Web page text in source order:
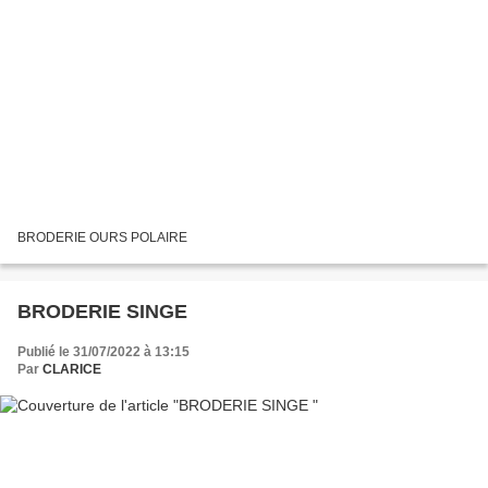
BRODERIE OURS POLAIRE
BRODERIE SINGE
Publié le 31/07/2022 à 13:15
Par CLARICE